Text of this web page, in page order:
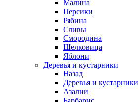
Малина
Персики
Рябина
Сливы
Смородина
Шелковица
Яблони
Деревья и кустарники
Назад
Деревья и кустарники
Азалии
Барбарис